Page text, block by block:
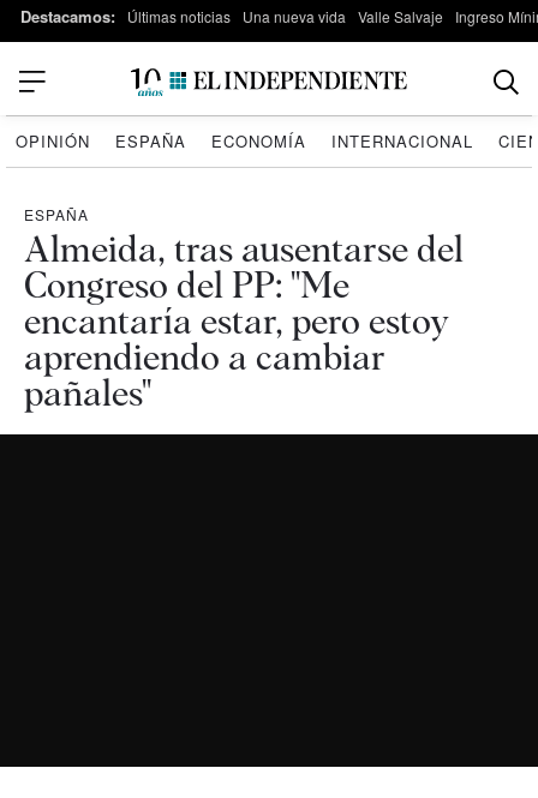
Destacamos: Últimas noticias Una nueva vida Valle Salvaje Ingreso
OPINIÓN ESPAÑA ECONOMÍA INTERNACIONAL
ESPAÑA
Almeida, tras ausentarse del
Congreso del PP: "Me
encantaría estar, pero estoy
aprendiendo a cambiar
pañales"